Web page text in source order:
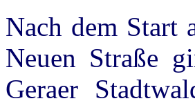
Nach dem Start
Neuen Straße
Geraer